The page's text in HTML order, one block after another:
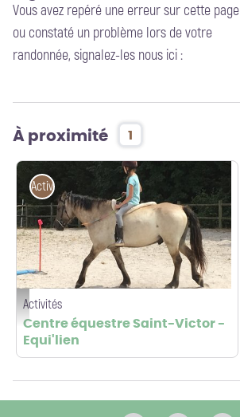
Vous avez repéré une erreur sur cette page
ou constaté un problème lors de votre
randonnée, signalez-les nous ici :
À proximité 1
équitation 6 - Equi'lien
Activités
Activités
Centre équestre Saint-Victor -
Equi'lien